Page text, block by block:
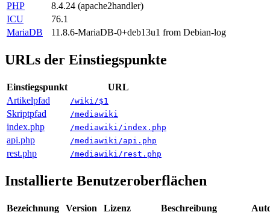
PHP
8.4.24 (apache2handler)
ICU
76.1
MariaDB
11.8.6-MariaDB-0+deb13u1 from Debian-log
URLs der Einstiegspunkte
Einstiegspunkt
URL
Artikelpfad
/wiki/$1
Skriptpfad /mediawiki
index.php /mediawiki/index.php
api.php /mediawiki/api.php
rest.php /mediawiki/rest.php
Installierte Benutzeroberflächen
Bezeichnung Version Lizenz Beschreibung